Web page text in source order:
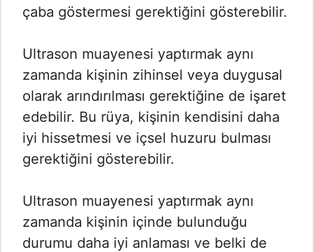
çaba göstermesi gerektiğini gösterebilir.
Ultrason muayenesi yaptırmak aynı
zamanda kişinin zihinsel veya duygusal
olarak arındırılması gerektiğine de işaret
edebilir. Bu rüya, kişinin kendisini daha
iyi hissetmesi ve içsel huzuru bulması
gerektiğini gösterebilir.
Ultrason muayenesi yaptırmak aynı
zamanda kişinin içinde bulunduğu
durumu daha iyi anlaması ve belki de